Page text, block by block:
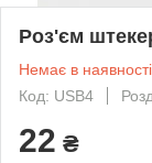
Роз'єм
Немає в наявності
Код: USB4
22 ₴